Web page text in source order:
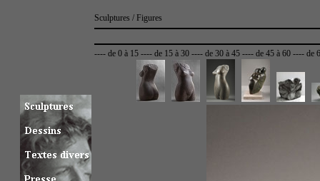
Sculptures / Figures
---- de 0 à 15 ---- de 15 à 30 ---- de 30 à 45 ---- de 45 à 60 ---- de